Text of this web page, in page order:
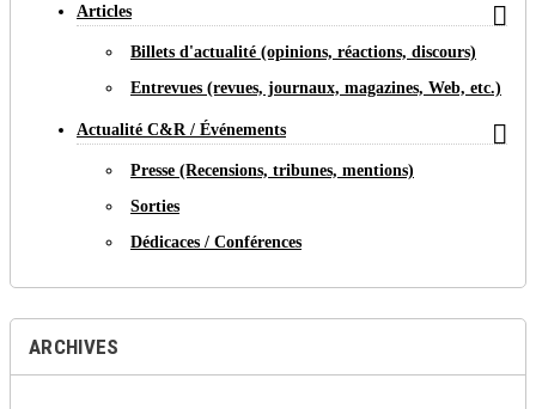
Articles 
Billets d'actualité (opinions, réactions, discours)
Entrevues (revues, journaux, magazines, Web, etc.)
Actualité C&R / Événements 
Presse (Recensions, tribunes, mentions)
Sorties
Dédicaces / Conférences
ARCHIVES